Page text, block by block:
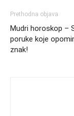
Prethodna objava
Mudri horoskop –
poruke koje
znak!